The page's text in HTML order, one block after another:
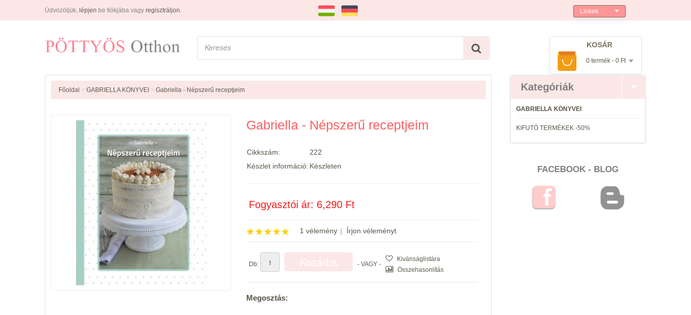
Üdvözöljük, lépjen be fiókjába vagy regisztráljon. Linkek
KOSÁR
0 termék - 0 Ft
Kategóriák
GABRIELLA KÖNYVEI
KIFUTÓ TERMÉKEK -50%
FACEBOOK - BLOG
Főoldal > GABRIELLA KÖNYVEI > Gabriella - Népszerű receptjeim
Gabriella - Népszerű receptjeim
Cikkszám:
222
Készlet információ: Készleten
Fogyasztói ár: 6,290 Ft
1 vélemény Írjon véleményt
Db: - VAGY -
Kivánságlistára
Összehasonlítás
Megosztás: